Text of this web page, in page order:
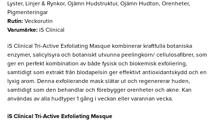
Lyster, Linjer & Rynkor, Ojämn Hudstruktur, Ojämn Hudton, Orenheter,
Pigmenteringar
Rutin: Veckorutin
Varumärke: iS Clinical
iS Clinical Tri-Active Exfoliating Masque kombinerar kraftfulla botaniska
enzymer, salicylsyra och botaniskt utvunna peelingkorn/ cellulosafibrer, som
ger en perfekt kombination av både fysisk och biokemisk exfoliering,
samtidigt som extrakt från blodapelsin ger effektivt antioxidantskydd och en
lyxig arom. Denna exfolierande mask slätar ut och regenererar huden,
samtidigt som den behandlar och förebygger orenheter och akne. Kan
användas av alla hudtyper 1 gång i veckan eller varannan vecka.
iS Clinical Tri-Active Exfoliating Masque